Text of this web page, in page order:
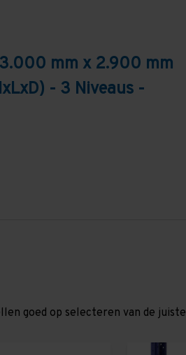
mm x 2.900 mm
- 3 Niveaus -
goed op selecteren van de